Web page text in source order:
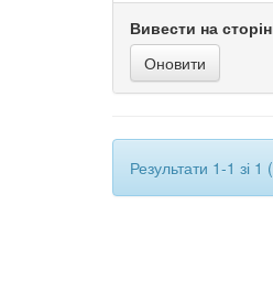
Вивести на
Результати 1-1 зі